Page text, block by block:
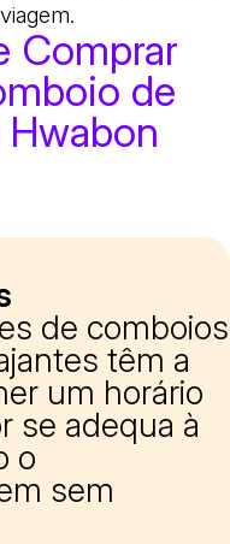
Comprar
de
de comboios
têm a
um horário
se adequa à
o
sem